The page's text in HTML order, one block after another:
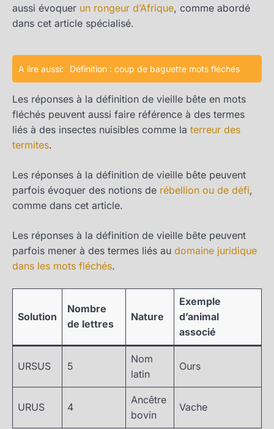
aussi évoquer un rongeur d’Afrique, comme abordé
dans cet article spécialisé.
A lire aussi: Définition : coup de baguette mots fléchés
Les réponses à la définition de vieille bête en mots
fléchés peuvent aussi faire référence à des termes
liés à des insectes nuisibles comme la terreur des
termites.
Les réponses à la définition de vieille bête peuvent
parfois évoquer des notions de rébellion ou de défi,
comme dans cet article.
Les réponses à la définition de vieille bête peuvent
parfois mener à des termes liés au domaine juridique
dans les mots fléchés.
Solution
Nombre
de lettres
Nature
Exemple
d’animal
associé
URSUS 5
Nom
latin
Ours
URUS 4
Ancêtre
bovin
Vache